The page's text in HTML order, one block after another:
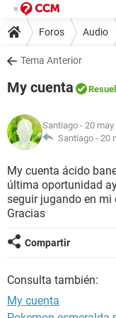
Foros Audio
Tema Anterior
My cuenta
Santiago - 20
Santiago - 20
My cuenta ácido
última oportunidad
seguir jugando en
Gracias
Compartir
Consulta también:
My cuenta